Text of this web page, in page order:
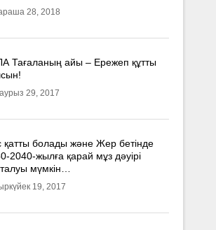
28, 2018
Тағаланың айы – Ережеп құтты
29, 2017
қатты болады және Жер бетінде
2040­-жылға қарай мұз дәуірі
мүмкін…
19, 2017